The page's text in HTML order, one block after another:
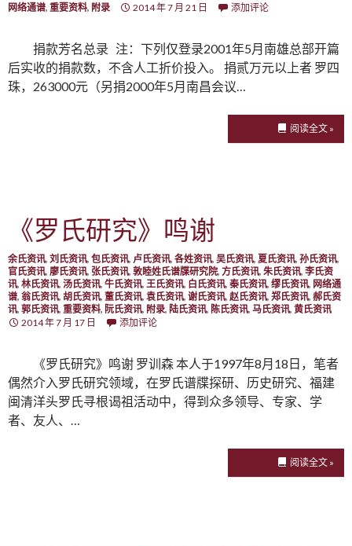
网络通谱, 重要资料, 附录 2014 年 7 月 21 日 添加评论
捐款芳名总录 注：下列仅登录2001年5月南雄总部开篇
后实收的捐款数，不含人工折价投入。 捐贰万元以上者 罗四
珠，263000元（另捐2000年5月南昌会议…
阅读全文 »
《罗氏研究》鸣谢
余氏资讯, 刘氏资讯, 包氏资讯, 卢氏资讯, 各姓资讯, 吴氏资讯, 夏氏资讯, 孙氏资讯,
官氏资讯, 廖氏资讯, 张氏资讯, 敦睦姓氏谱牒研究院, 方氏资讯, 朱氏资讯, 李氏资
讯, 林氏资讯, 汤氏资讯, 牛氏资讯, 王氏资讯, 白氏资讯, 秦氏资讯, 缪氏资讯, 网络通
谱, 翁氏资讯, 胡氏资讯, 董氏资讯, 袁氏资讯, 谢氏资讯, 赵氏资讯, 郑氏资讯, 郝氏资
讯, 郭氏资讯, 重要资料, 阮氏资讯, 附录, 陆氏资讯, 陈氏资讯, 马氏资讯, 黄氏资讯
2014 年 7 月 17 日
添加评论
《罗氏研究》鸣谢 罗训森 本人于1997年8月18日，笔者
偶然介入罗氏研究领域，在罗氏谱牒探研、历史研究、福建
闽清洋头罗氏寻根谒祖活动中，得到众多领导、专家、学
者、友人、…
阅读全文 »